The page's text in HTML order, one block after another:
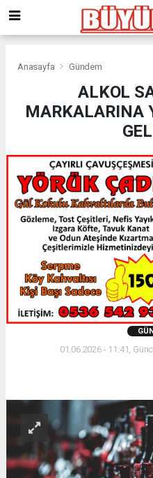
giriş
kingroyal
Anasayfa Gündem
ALKOL
MARKALARINA
01.06.2026 - 11:41,